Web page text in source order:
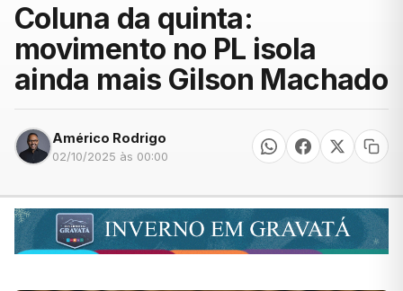
Coluna da quinta:
movimento no PL isola
ainda mais Gilson Machado
Américo Rodrigo
02/10/2025 às 00:00